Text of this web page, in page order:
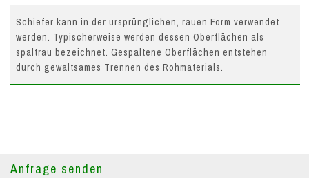
Schiefer kann in der ursprünglichen, rauen Form verwendet
werden. Typischerweise werden dessen Oberflächen als
spaltrau bezeichnet. Gespaltene Oberflächen entstehen
durch gewaltsames Trennen des Rohmaterials.
Anfrage senden